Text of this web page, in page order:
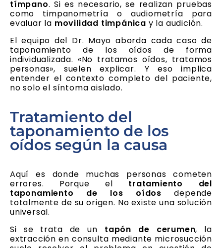
tímpano. Si es necesario, se realizan pruebas
como timpanometría o audiometría para
evaluar la movilidad timpánica y la audición.
El equipo del Dr. Mayo aborda cada caso de
taponamiento de los oídos de forma
individualizada. «No tratamos oídos, tratamos
personas», suelen explicar. Y eso implica
entender el contexto completo del paciente,
no solo el síntoma aislado.
Tratamiento del
taponamiento de los
oídos según la causa
Aquí es donde muchas personas cometen
errores. Porque el tratamiento del
taponamiento de los oídos depende
totalmente de su origen. No existe una solución
universal.
Si se trata de un tapón de cerumen, la
extracción en consulta mediante microsucción